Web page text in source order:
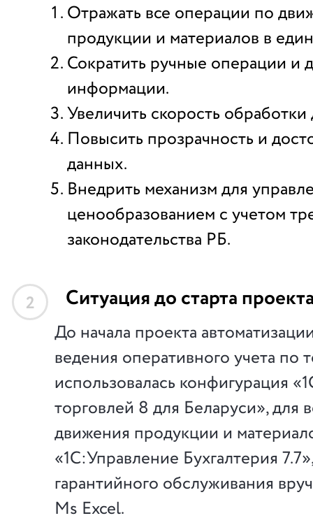
Отражать все операции по
продукции и материалов в
Сократить ручные операции и
информации.
Увеличить скорость
Повысить прозрачность и
данных.
Внедрить механизм для
ценообразованием с учетом
законодательства РБ.
2 Ситуация до старта
До начала проекта
ведения оперативного учета по
использовалась конфигурация
торговлей 8 для Беларуси», для
движения продукции и
«1С:Управление Бухгалтерия
гарантийного обслуживания
Ms Excel.